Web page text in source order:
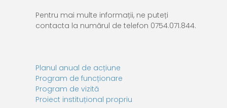
Pentru mai multe informații, ne puteți
contacta la numărul de telefon 0754.071.844.
Planul anual de acțiune
Program de funcționare
Program de vizită
Proiect instituțional propriu